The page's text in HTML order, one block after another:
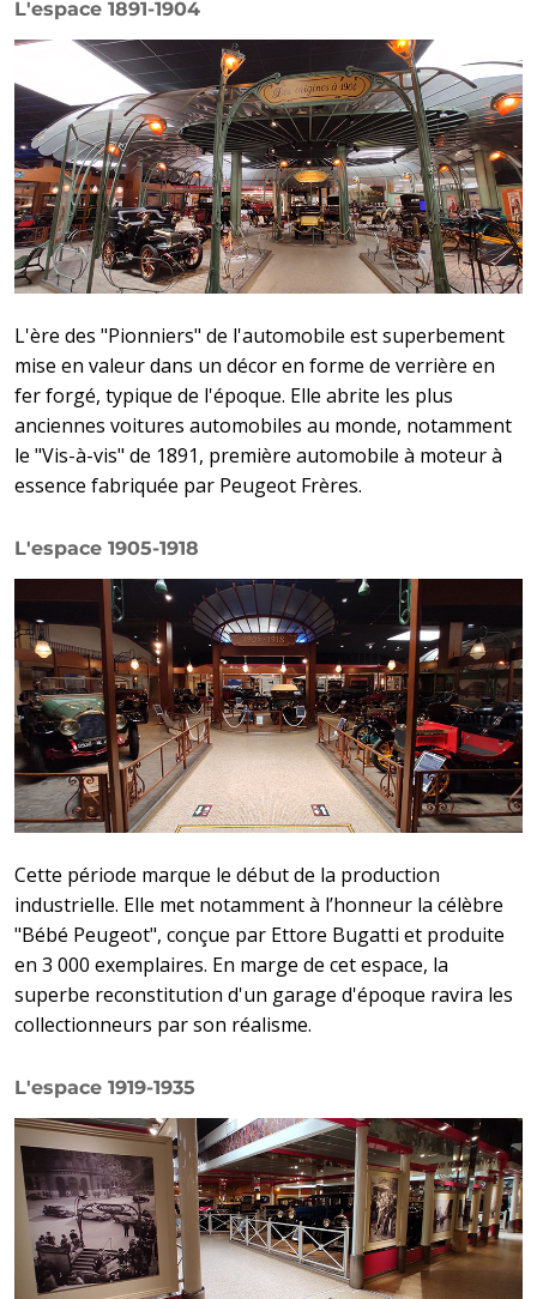
L'espace 1891-1904
L'ère des "Pionniers" de l'automobile est superbement
mise en valeur dans un décor en forme de verrière en
fer forgé, typique de l'époque. Elle abrite les plus
anciennes voitures automobiles au monde, notamment
le "Vis-à-vis" de 1891, première automobile à moteur à
essence fabriquée par Peugeot Frères.
L'espace 1905-1918
Cette période marque le début de la production
industrielle. Elle met notamment à l’honneur la célèbre
"Bébé Peugeot", conçue par Ettore Bugatti et produite
en 3 000 exemplaires. En marge de cet espace, la
superbe reconstitution d'un garage d'époque ravira les
collectionneurs par son réalisme.
L'espace 1919-1935